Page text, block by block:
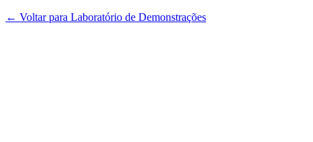
← Voltar para Laboratório de Demonstrações